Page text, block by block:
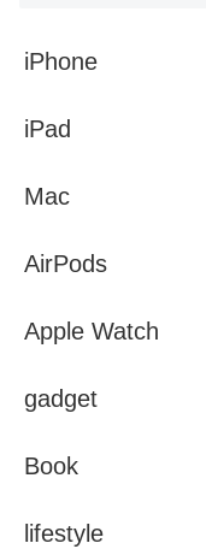
iPhone
iPad
Mac
AirPods
Apple Watch
gadget
Book
lifestyle